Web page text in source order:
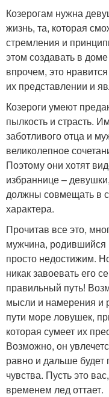
Козерогам нужна
жизнь, та, которая
стремления и
этом создавать в
впрочем, это
их представлении и
Козероги умеют
пылкость и страсть.
заботливого отца и
великолепное
Поэтому они хотят
избраннице –
должны совмещать в
характера.
Прочитав все это,
мужчина, родившийся
просто недостижим.
никак завоевать его
правильный путь!
мысли и намерения и
пути море ловушек,
которая сумеет их
Возможно, он
равно и дальше будет
чувства. Пусть это
временем лед оттает.